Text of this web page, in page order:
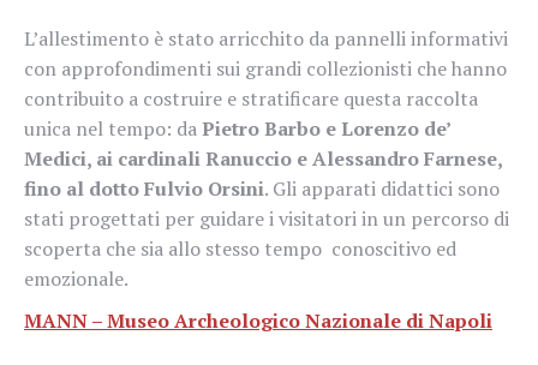
L’allestimento è stato arricchito da pannelli informativi
con approfondimenti sui grandi collezionisti che hanno
contribuito a costruire e stratificare questa raccolta
unica nel tempo: daPietro Barbo e Lorenzo de’
Medici, ai cardinali Ranuccio e Alessandro Farnese,
fino al dotto Fulvio Orsini. Gli apparati didattici sono
stati progettati per guidare i visitatori in un percorso di
scoperta che sia allo stesso tempo conoscitivo ed
emozionale.
MANN – Museo Archeologico Nazionale di Napoli